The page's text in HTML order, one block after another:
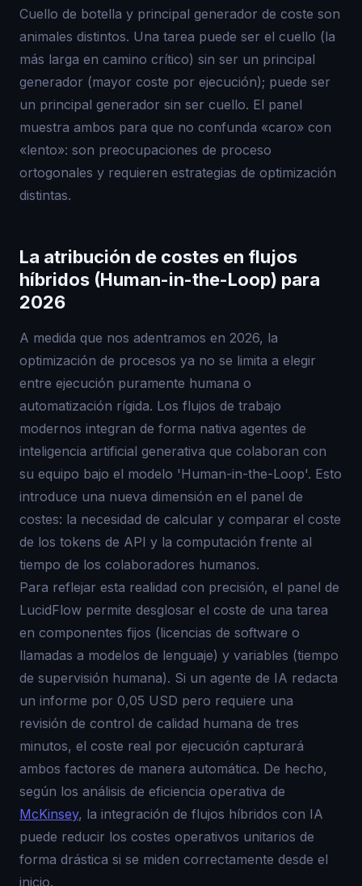
Cuello de botella y principal generador de coste son
animales distintos. Una tarea puede ser el cuello (la
más larga en camino crítico) sin ser un principal
generador (mayor coste por ejecución); puede ser
un principal generador sin ser cuello. El panel
muestra ambos para que no confunda «caro» con
«lento»: son preocupaciones de proceso
ortogonales y requieren estrategias de optimización
distintas.
La atribución de costes en flujos
híbridos (Human-in-the-Loop) para
2026
A medida que nos adentramos en 2026, la
optimización de procesos ya no se limita a elegir
entre ejecución puramente humana o
automatización rígida. Los flujos de trabajo
modernos integran de forma nativa agentes de
inteligencia artificial generativa que colaboran con
su equipo bajo el modelo 'Human-in-the-Loop'. Esto
introduce una nueva dimensión en el panel de
costes: la necesidad de calcular y comparar el coste
de los tokens de API y la computación frente al
tiempo de los colaboradores humanos.
Para reflejar esta realidad con precisión, el panel de
LucidFlow permite desglosar el coste de una tarea
en componentes fijos (licencias de software o
llamadas a modelos de lenguaje) y variables (tiempo
de supervisión humana). Si un agente de IA redacta
un informe por 0,05 USD pero requiere una
revisión de control de calidad humana de tres
minutos, el coste real por ejecución capturará
ambos factores de manera automática. De hecho,
según los análisis de eficiencia operativa de
McKinsey, la integración de flujos híbridos con IA
puede reducir los costes operativos unitarios de
forma drástica si se miden correctamente desde el
inicio.